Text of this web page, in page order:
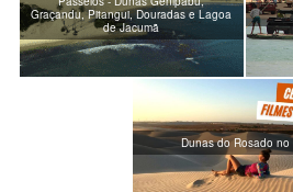
Graçandu, Pitangui, Douradas e Lagoa
de Jacumã
Dunas do Rosado no